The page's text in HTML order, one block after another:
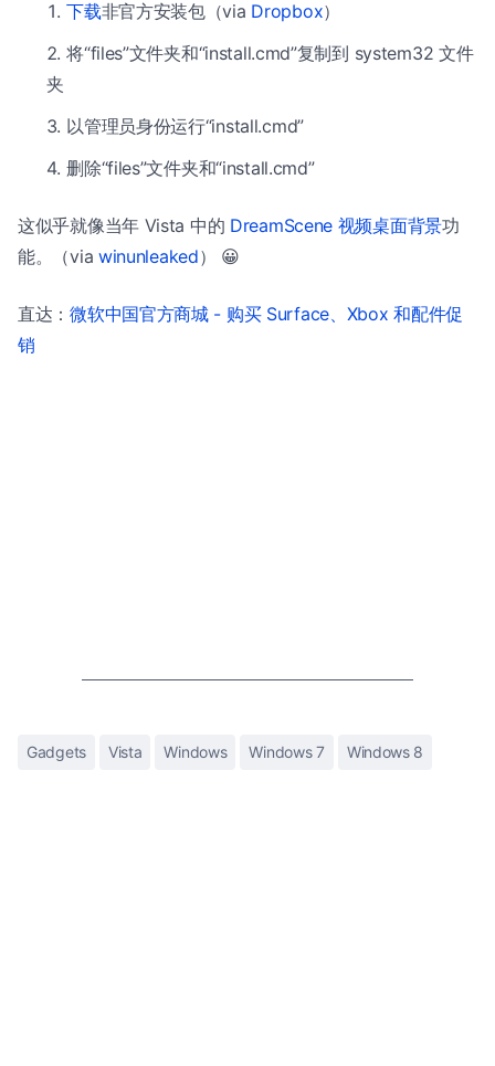
下载非官方安装包（via Dropbox）
将“files”文件夹和“install.cmd”复制到 system32 文件
夹
以管理员身份运行“install.cmd”
删除“files”文件夹和“install.cmd”
这似乎就像当年 Vista 中的 DreamScene 视频桌面背景功
能。（via winunleaked） 😀
直达：微软中国官方商城 - 购买 Surface、Xbox 和配件促
销
Gadgets Vista Windows Windows 7 Windows 8